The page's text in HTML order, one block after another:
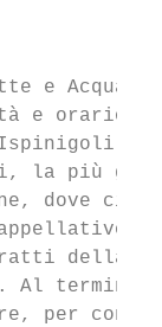
e
e orario
la più
dove ci
della
Al termine
per